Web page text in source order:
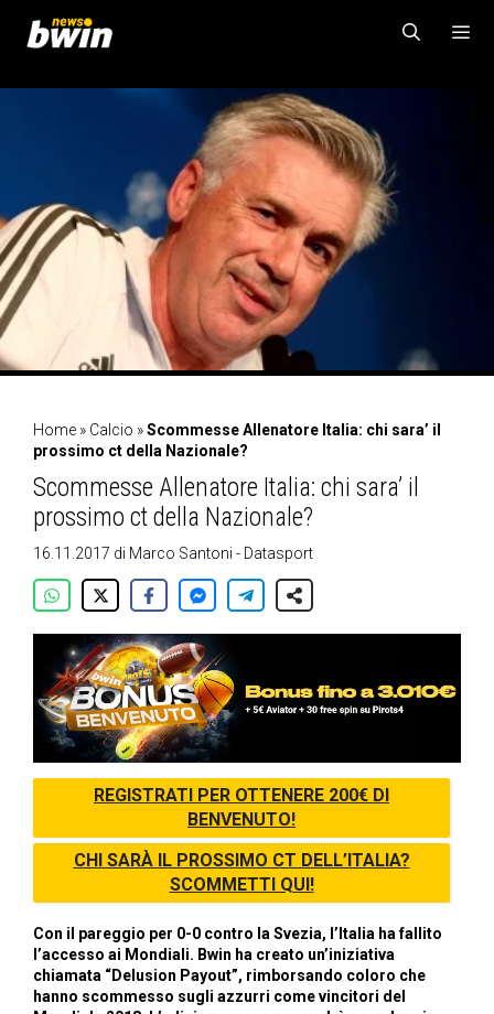
contenuto
Home » Calcio »Scommesse Allenatore Italia: chi sara’ il
prossimo ct della Nazionale?
Scommesse Allenatore Italia: chi sara’ il
prossimo ct della Nazionale?
16.11.2017 di Marco Santoni - Datasport
REGISTRATI PER OTTENERE 200€ DI
BENVENUTO!
CHI SARÀ IL PROSSIMO CT DELL’ITALIA?
SCOMMETTI QUI!
Con il pareggio per 0-0 contro la Svezia, l’Italia ha fallito
l’accesso ai Mondiali. Bwin ha creato un’iniziativa
chiamata “Delusion Payout”, rimborsando coloro che
hanno scommesso sugli azzurri come vincitori del